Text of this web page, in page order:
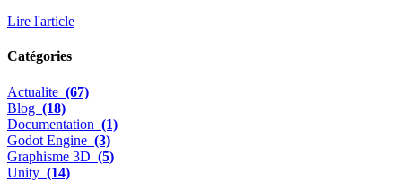
Lire l'article
Catégories
Actualite (67)
Blog (18)
Documentation (1)
Godot Engine (3)
Graphisme 3D (5)
Unity (14)